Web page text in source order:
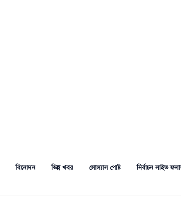
বিনোদন ভিন্ন খবর সোস্যাল পোষ্ট নির্বাচন লাইভ